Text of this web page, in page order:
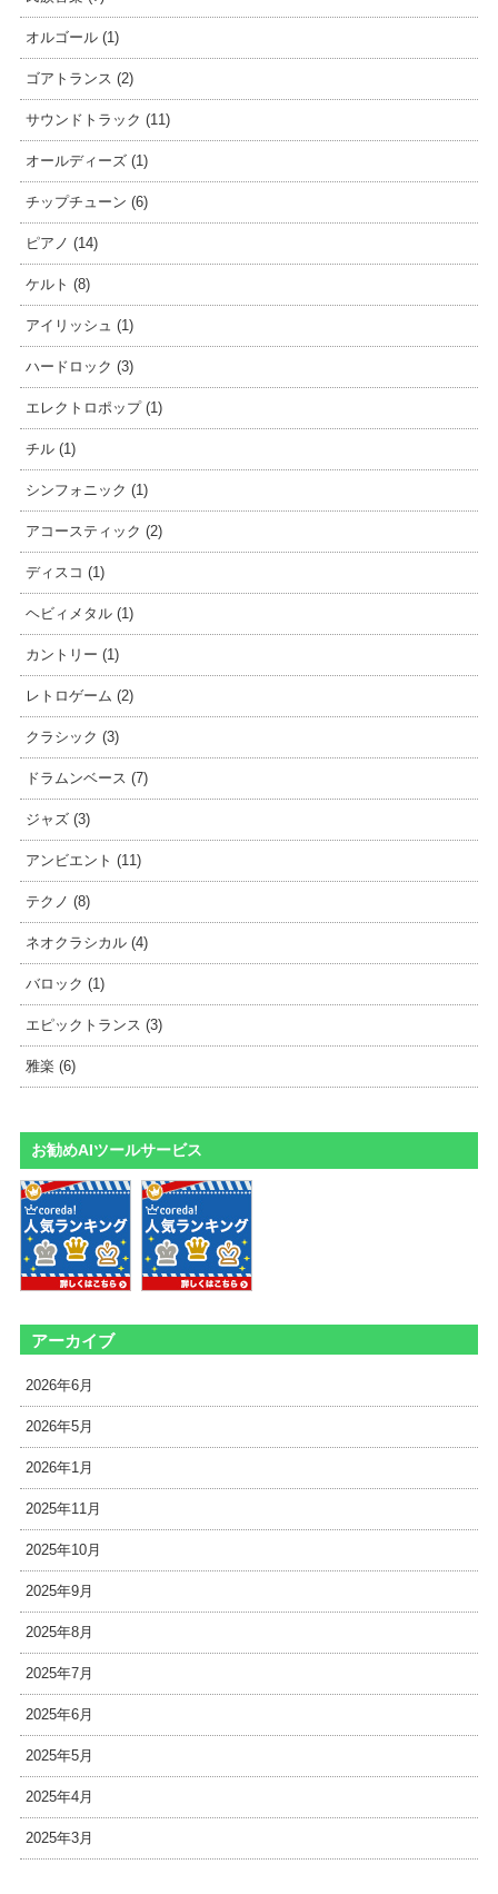
オルゴール (1)
ゴアトランス (2)
サウンドトラック (11)
オールディーズ (1)
チップチューン (6)
ピアノ (14)
ケルト (8)
アイリッシュ (1)
ハードロック (3)
エレクトロポップ (1)
チル (1)
シンフォニック (1)
アコースティック (2)
ディスコ (1)
ヘビィメタル (1)
カントリー (1)
レトロゲーム (2)
クラシック (3)
ドラムンベース (7)
ジャズ (3)
アンビエント (11)
テクノ (8)
ネオクラシカル (4)
バロック (1)
エピックトランス (3)
雅楽 (6)
お勧めAIツールサービス
アーカイブ
2026年6月
2026年5月
2026年1月
2025年11月
2025年10月
2025年9月
2025年8月
2025年7月
2025年6月
2025年5月
2025年4月
2025年3月